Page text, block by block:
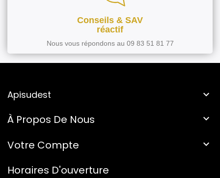
Conseils & SAV
réactif
Nous vous répondons au 09 83 51 81 77
Apisudest 
À Propos De Nous 
Votre Compte 
Horaires D'ouverture